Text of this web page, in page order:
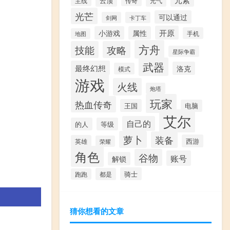
光芒 剑网 卡丁车 可以通过
地图 小游戏 属性 开原 手机
技能 攻略 方舟 星际争霸
最终幻想 模式 武器 洛克
游戏 火线 炮塔
热血传奇 王国 玩家 电脑
的人 等级 自己的 艾尔
英雄 荣耀 萝卜 装备 西游
角色 解锁 谷物 账号
跑跑 都是 骑士
猜你想看的文章